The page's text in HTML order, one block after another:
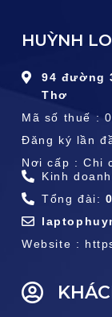
HUỲNH
94 đường
Thơ
Mã số thuế :
Đăng ký lần
Nơi cấp : Chi
Kinh
Tổng đài:
Website :